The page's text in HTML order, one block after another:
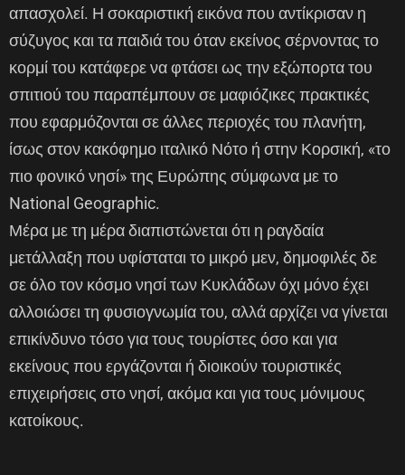
απασχολεί. Η σοκαριστική εικόνα που αντίκρισαν η
σύζυγος και τα παιδιά του όταν εκείνος σέρνοντας το
κορμί του κατάφερε να φτάσει ως την εξώπορτα του
σπιτιού του παραπέμπουν σε μαφιόζικες πρακτικές
που εφαρμόζονται σε άλλες περιοχές του πλανήτη,
ίσως στον κακόφημο ιταλικό Νότο ή στην Κορσική, «το
πιο φονικό νησί» της Ευρώπης σύμφωνα με το
National Geographic.
Μέρα με τη μέρα διαπιστώνεται ότι η ραγδαία
μετάλλαξη που υφίσταται το μικρό μεν, δημοφιλές δε
σε όλο τον κόσμο νησί των Κυκλάδων όχι μόνο έχει
αλλοιώσει τη φυσιογνωμία του, αλλά αρχίζει να γίνεται
επικίνδυνο τόσο για τους τουρίστες όσο και για
εκείνους που εργάζονται ή διοικούν τουριστικές
επιχειρήσεις στο νησί, ακόμα και για τους μόνιμους
κατοίκους.